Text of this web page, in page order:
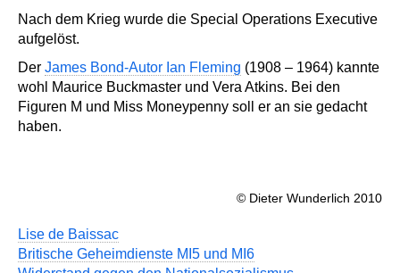
Nach dem Krieg wurde die Special Operations Executive
aufgelöst.
Der James Bond-Autor Ian Fleming (1908 – 1964) kannte
wohl Maurice Buckmaster und Vera Atkins. Bei den
Figuren M und Miss Moneypenny soll er an sie gedacht
haben.
© Dieter Wunderlich 2010
Lise de Baissac
Britische Geheimdienste MI5 und MI6